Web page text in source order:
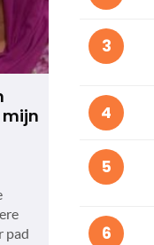
mijn
pad
3
4
5
6